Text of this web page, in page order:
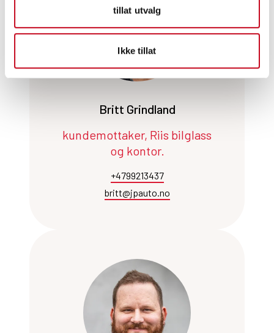
tillat utvalg
Ikke tillat
Britt Grindland
kundemottaker, Riis bilglass
og kontor.
+4799213437
britt@jpauto.no